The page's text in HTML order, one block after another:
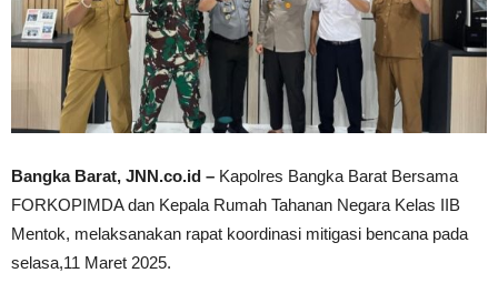
Bangka Barat, JNN.co.id – Kapolres Bangka Barat Bersama
FORKOPIMDA dan Kepala Rumah Tahanan Negara Kelas IIB
Mentok, melaksanakan rapat koordinasi mitigasi bencana pada
selasa,11 Maret 2025.